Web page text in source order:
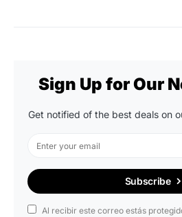
Sign Up for Our
Get notified of the best deals on
Subscribe
Al recibir este correo estás